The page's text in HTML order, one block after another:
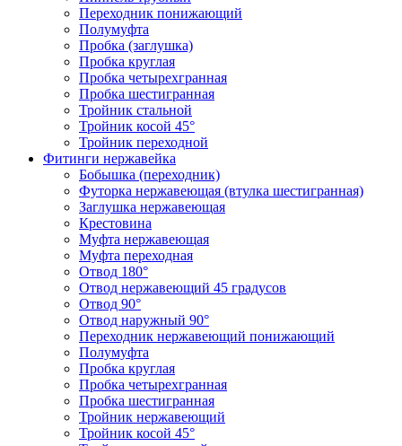
Переходник понижающий
Полумуфта
Пробка (заглушка)
Пробка круглая
Пробка четырехгранная
Пробка шестигранная
Тройник стальной
Тройник косой 45°
Тройник переходной
Фитинги нержавейка
Бобышка (переходник)
Футорка нержавеющая (втулка шестигранная)
Заглушка нержавеющая
Крестовина
Муфта нержавеющая
Муфта переходная
Отвод 180°
Отвод нержавеющий 45 градусов
Отвод 90°
Отвод наружный 90°
Переходник нержавеющий понижающий
Полумуфта
Пробка круглая
Пробка четырехгранная
Пробка шестигранная
Тройник нержавеющий
Тройник косой 45°